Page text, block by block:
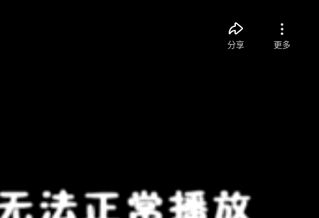
分享 更多